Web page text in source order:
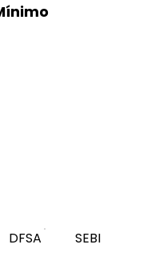
DFSA SEBI